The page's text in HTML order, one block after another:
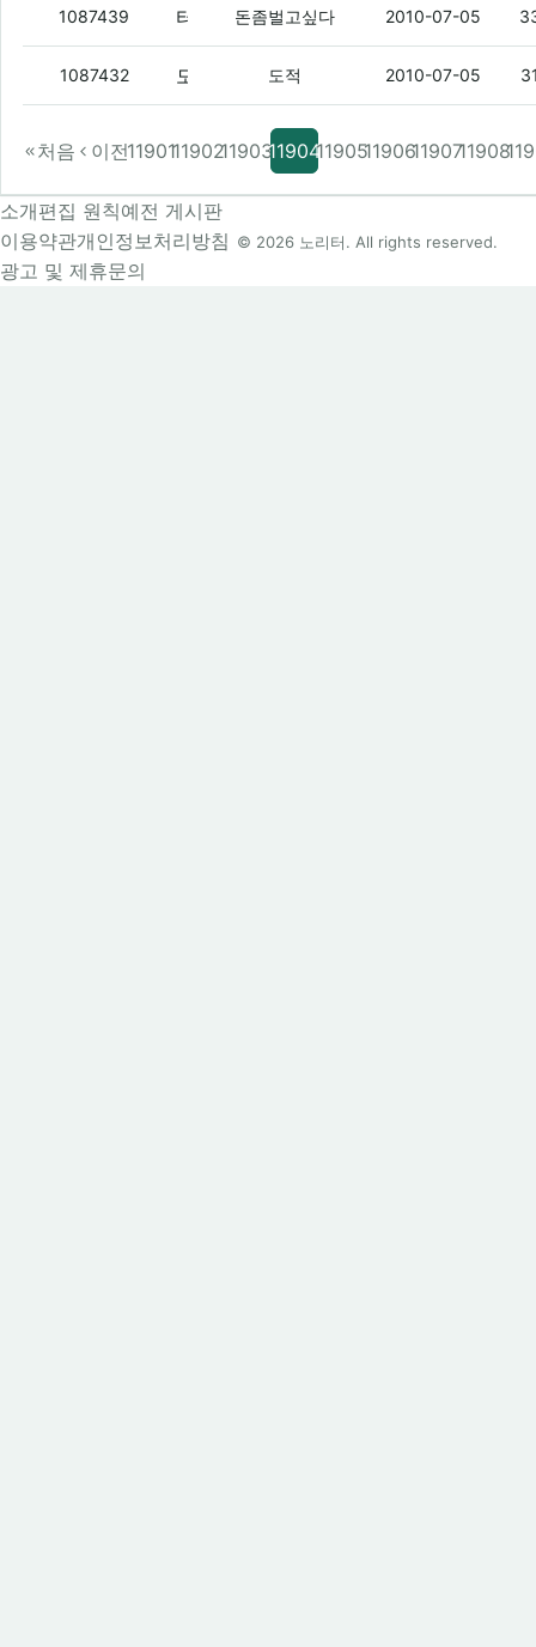
1087439 (3)
돈좀벌고싶다 2010-07-05
1087432 (10)
도적 2010-07-05
처음 이전1190111902119031190411905119061190711908
소개편집 원칙예전 게시판
이용약관개인정보처리방침
광고 및 제휴문의
© 2026 노리터. All rights reserved.